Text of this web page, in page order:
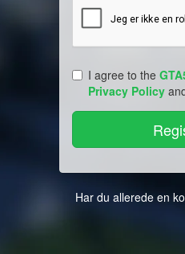
I agree to the
Privacy Policy
Har du allerede en